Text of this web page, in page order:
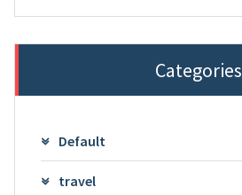
Categories
Default
travel